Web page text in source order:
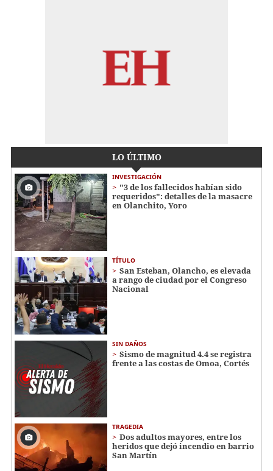
LO ÚLTIMO
INVESTIGACIÓN
"3 de los fallecidos habían sido
requeridos": detalles de la masacre
en Olanchito, Yoro
TÍTULO
San Esteban, Olancho, es elevada
a rango de ciudad por el Congreso
Nacional
SIN DAÑOS
Sismo de magnitud 4.4 se registra
frente a las costas de Omoa, Cortés
TRAGEDIA
Dos adultos mayores, entre los
heridos que dejó incendio en barrio
San Martín